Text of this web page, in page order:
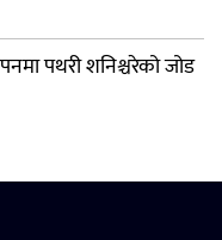
पथरी शनिश्चरेको जोड